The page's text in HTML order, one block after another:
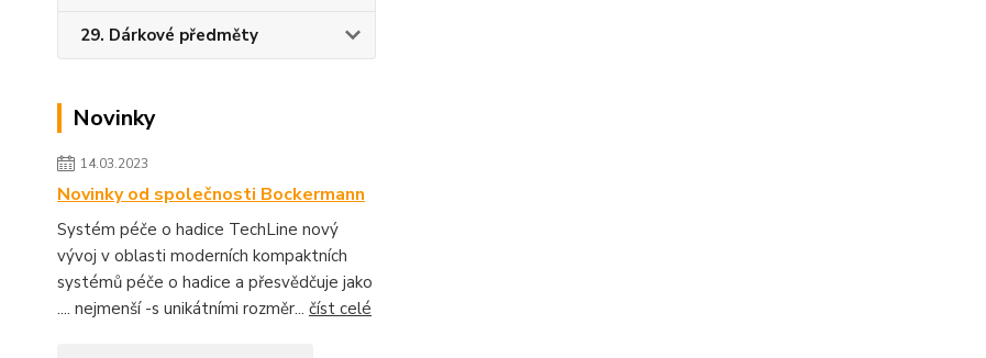
29. Dárkové předměty
Novinky
14.03.2023
Novinky od společnosti Bockermann
Systém péče o hadice TechLine nový
vývoj v oblasti moderních kompaktních
systémů péče o hadice a přesvědčuje jako
.... nejmenší -s unikátními rozměr... číst celé